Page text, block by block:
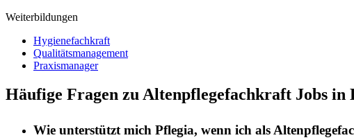
Weiterbildungen
Hygienefachkraft
Qualitätsmanagement
Praxismanager
Häufige Fragen zu Altenpflegefachkraft Jobs in
Wie unterstützt mich Pflegia, wenn ich als